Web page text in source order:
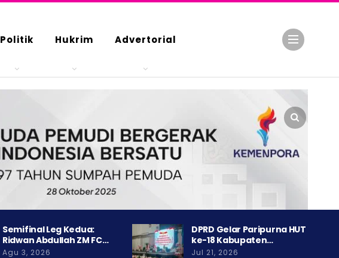
Politik Hukrim Advertorial
Semifinal Leg Kedua:
Ridwan Abdullah ZM FC…
Agu 3, 2026
DPRD Gelar Paripurna HUT
ke-18 Kabupaten…
Jul 21, 2026